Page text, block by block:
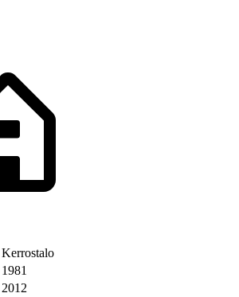
Kerrostalo
1981
2012